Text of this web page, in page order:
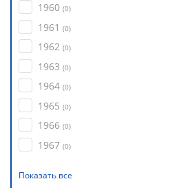
1960 (0)
1961 (0)
1962 (0)
1963 (0)
1964 (0)
1965 (0)
1966 (0)
1967 (0)
Показать все